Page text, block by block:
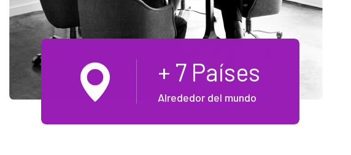
+ 7 Países
Alrededor del mundo